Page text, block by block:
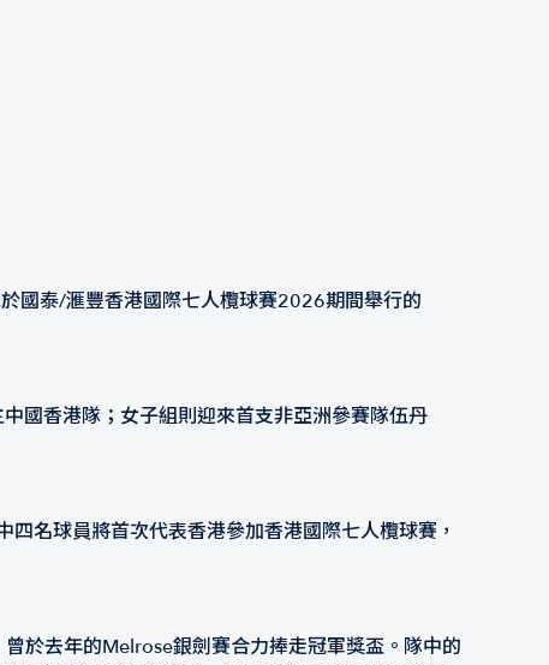
國泰/滙豐香港國際七人欖球賽2026期間舉行的
國香港隊；女子組則迎來首支非亞洲參賽隊伍丹
名球員將首次代表香港參加香港國際七人欖球賽，
於去年的Melrose銀劍賽合力捧走冠軍獎盃。隊中的